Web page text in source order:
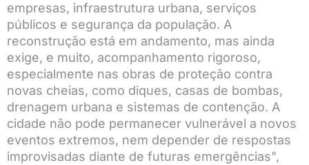
empresas, infraestrutura urbana, serviços
públicos e segurança da população. A
reconstrução está em andamento, mas ainda
exige, e muito, acompanhamento rigoroso,
especialmente nas obras de proteção contra
novas cheias, como diques, casas de bombas,
drenagem urbana e sistemas de contenção. A
cidade não pode permanecer vulnerável a novos
eventos extremos, nem depender de respostas
improvisadas diante de futuras emergências",